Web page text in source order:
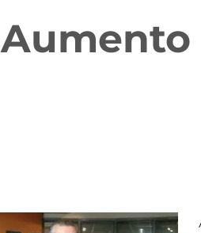
Aumento